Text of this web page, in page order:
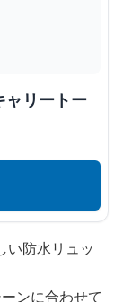
ャリートー
い防水リュッ
ンに合わせて